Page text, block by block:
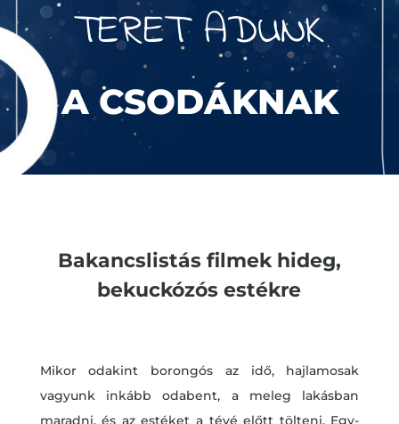
TERET ADUNK
A CSODÁKNAK
Bakancslistás filmek hideg,
bekuckózós estékre
Mikor odakint borongós az idő, hajlamosak
vagyunk inkább odabent, a meleg lakásban
maradni, és az estéket a tévé előtt tölteni. Egy-